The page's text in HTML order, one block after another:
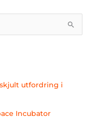
utfordring i
Incubator